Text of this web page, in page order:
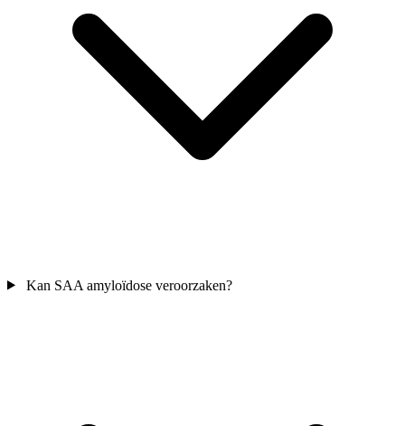
Kan SAA amyloïdose veroorzaken?